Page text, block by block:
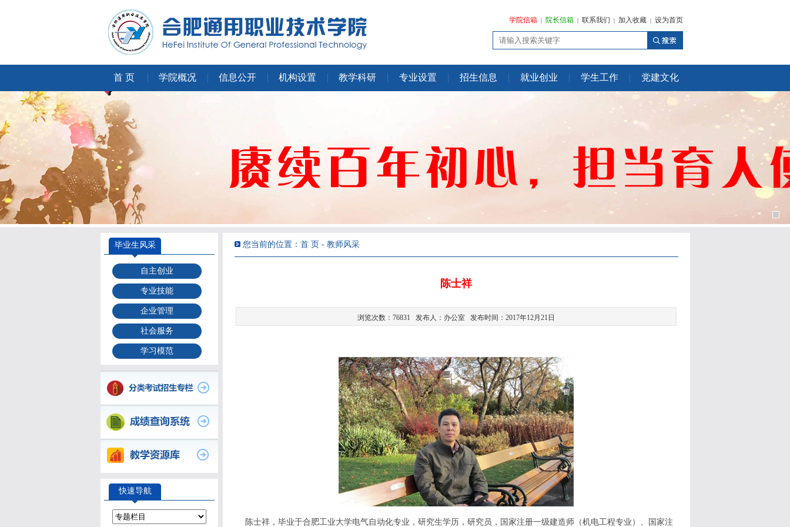
学院信箱 | 院长信箱 | 联系我们 | 加入收藏 | 设为首页
首 页 学院概况 信息公开 机构设置 教学科研 专业设置 招生信息 就业创业 学生工作 党建文化
毕业生风采
自主创业
专业技能
企业管理
社会服务
学习模范
快速导航
您当前的位置：首 页 - 教师风采
陈士祥
浏览次数：76831 发布人：办公室 发布时间：2017年12月21日
陈士祥，毕业于合肥工业大学电气自动化专业，研究生学历，研究员，国家注册一级建造师（机电工程专业）、国家注